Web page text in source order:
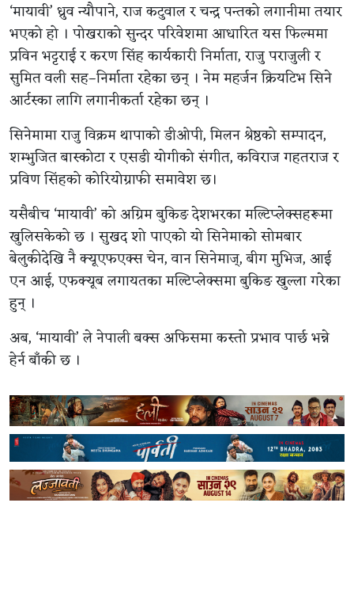
‘मायावी’ ध्रुव न्यौपाने, राज कटुवाल र चन्द्र पन्तको लगानीमा तयार
भएको हो । पोखराको सुन्दर परिवेशमा आधारित यस फिल्ममा
प्रविन भट्टराई र करण सिंह कार्यकारी निर्माता, राजु पराजुली र
सुमित वली सह–निर्माता रहेका छन् । नेम महर्जन क्रियटिभ सिने
आर्टस्का लागि लगानीकर्ता रहेका छन् ।
सिनेमामा राजु विक्रम थापाको डीओपी, मिलन श्रेष्ठको सम्पादन,
शम्भुजित बास्कोटा र एसडी योगीको संगीत, कविराज गहतराज र
प्रविण सिंहको कोरियोग्राफी समावेश छ।
यसैबीच ‘मायावी’ को अग्रिम बुकिङ देशभरका मल्टिप्लेक्सहरूमा
खुलिसकेको छ । सुखद शो पाएको यो सिनेमाको सोमबार
बेलुकीदेखि नै क्यूएफएक्स चेन, वान सिनेमाज्, बीग मुभिज, आई
एन आई, एफक्यूब लगायतका मल्टिप्लेक्समा बुकिङ खुल्ला गरेका
हुन् ।
अब, ‘मायावी’ ले नेपाली बक्स अफिसमा कस्तो प्रभाव पार्छ भन्ने
हेर्न बाँकी छ ।